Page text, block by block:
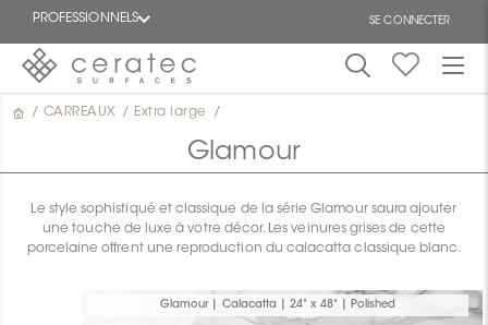
PROFESSIONNELS SE CONNECTER
En
/ CARREAUX / Extra large /
Glamour
Le style sophistiqué et classique de la série Glamour saura ajouter
une touche de luxe à votre décor. Les veinures grises de cette
porcelaine offrent une reproduction du calacatta classique blanc.
Glamour | Calacatta | 24" x 48" | Polished